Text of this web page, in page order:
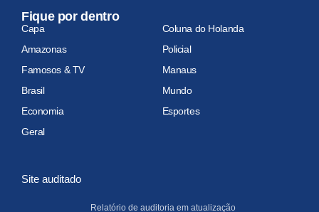
Fique por dentro
Capa
Coluna do Holanda
Amazonas
Policial
Famosos & TV
Manaus
Brasil
Mundo
Economia
Esportes
Geral
Site auditado
Relatório de auditoria em atualização